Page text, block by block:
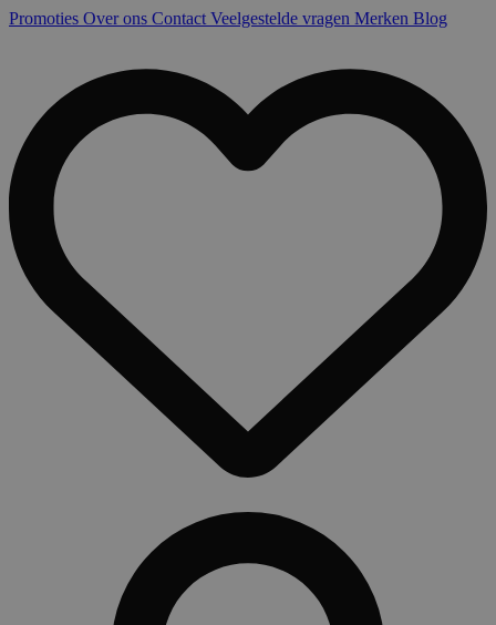
Promoties Over ons Contact Veelgestelde vragen Merken Blog